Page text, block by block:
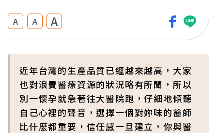
A A A
近年台灣的生產品質已經越來越高，大家
也對浪費醫療資源的狀況略有所聞，所以
別一懷孕就急著往大醫院跑，仔細地傾聽
自己心裡的聲音，選擇一個對妳味的醫師
比什麼都重要，信任感一旦建立，你與醫